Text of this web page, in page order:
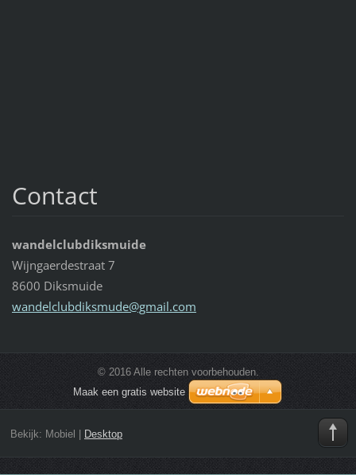
Contact
wandelclubdiksmuide
Wijngaerdestraat 7
8600 Diksmuide
wandelclubdiksmude@gmail.com
© 2016 Alle rechten voorbehouden.
Maak een gratis website
Bekijk: Mobiel Desktop